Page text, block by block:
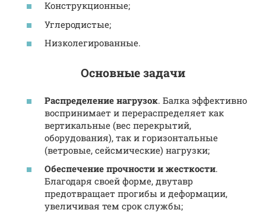
Конструкционные;
Углеродистые;
Низколегированные.
Основные задачи
Распределение нагрузок. Балка эффективно
воспринимает и перераспределяет как
вертикальные (вес перекрытий,
оборудования), так и горизонтальные
(ветровые, сейсмические) нагрузки;
Обеспечение прочности и жесткости.
Благодаря своей форме, двутавр
предотвращает прогибы и деформации,
увеличивая тем срок службы;